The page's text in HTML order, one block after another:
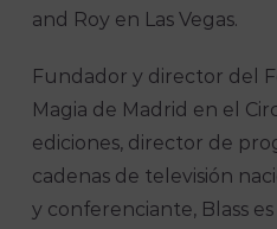
and Roy en Las Vegas.
Fundador y director del
Magia de Madrid en el
ediciones, director de
cadenas de televisión
y conferenciante, Blass